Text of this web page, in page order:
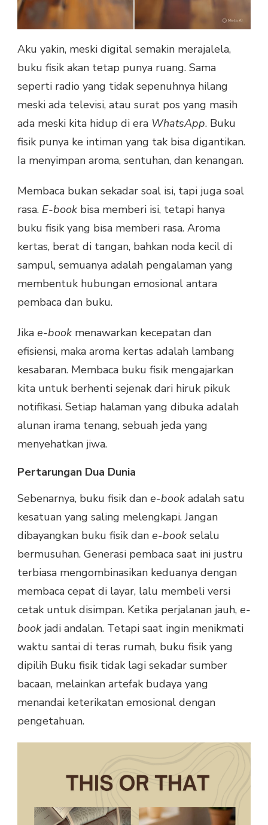
Aku yakin, meski digital semakin merajalela,
buku fisik akan tetap punya ruang. Sama
seperti radio yang tidak sepenuhnya hilang
meski ada televisi, atau surat pos yang masih
ada meski kita hidup di era WhatsApp. Buku
fisik punya ke intiman yang tak bisa digantikan.
Ia menyimpan aroma, sentuhan, dan kenangan.
Membaca bukan sekadar soal isi, tapi juga soal
rasa. E-book bisa memberi isi, tetapi hanya
buku fisik yang bisa memberi rasa. Aroma
kertas, berat di tangan, bahkan noda kecil di
sampul, semuanya adalah pengalaman yang
membentuk hubungan emosional antara
pembaca dan buku.
Jika e-book menawarkan kecepatan dan
efisiensi, maka aroma kertas adalah lambang
kesabaran. Membaca buku fisik mengajarkan
kita untuk berhenti sejenak dari hiruk pikuk
notifikasi. Setiap halaman yang dibuka adalah
alunan irama tenang, sebuah jeda yang
menyehatkan jiwa.
Pertarungan Dua Dunia
Sebenarnya, buku fisik dan e-book adalah satu
kesatuan yang saling melengkapi. Jangan
dibayangkan buku fisik dan e-book selalu
bermusuhan. Generasi pembaca saat ini justru
terbiasa mengombinasikan keduanya dengan
membaca cepat di layar, lalu membeli versi
cetak untuk disimpan. Ketika perjalanan jauh, e-
book jadi andalan. Tetapi saat ingin menikmati
waktu santai di teras rumah, buku fisik yang
dipilih Buku fisik tidak lagi sekadar sumber
bacaan, melainkan artefak budaya yang
menandai keterikatan emosional dengan
pengetahuan.